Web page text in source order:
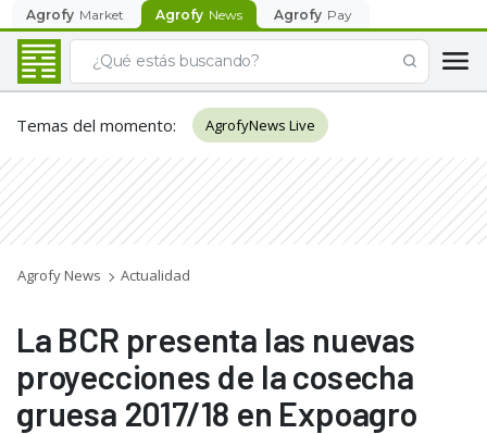
Agrofy Market Agrofy News Agrofy Pay
Temas del momento: AgrofyNews Live
Agrofy News Actualidad
La BCR presenta las nuevas
proyecciones de la cosecha
gruesa 2017/18 en Expoagro